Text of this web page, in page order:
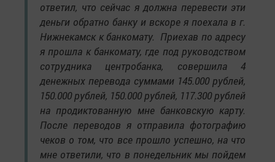
ответил, что сейчас я должна перевести эти
деньги обратно банку и вскоре я поехала в г.
Нижнекамск к банкомату. Приехав по адресу
я прошла к банкомату, где под руководством
сотрудника центробанка, совершила 4
денежных перевода суммами 145.000 рублей,
150.000 рублей, 150.000 рублей, 117.300 рублей
на продиктованную мне банковскую карту.
После переводов я отправила фотографию
чеков о том, что все прошло успешно, на что
мне ответили, что в понедельник мы пойдем